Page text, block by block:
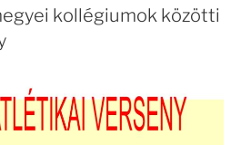
kollégiumok közötti